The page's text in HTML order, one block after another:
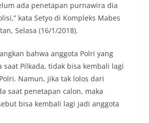
ada penetapan purnawira dia
kata Setyo di Kompleks Mabes
Selasa (16/1/2018).
bahwa anggota Polri yang
saat Pilkada, tidak bisa kembali lagi
Namun, jika tak lolos dari
saat penetapan calon, maka
bisa kembali lagi jadi anggota